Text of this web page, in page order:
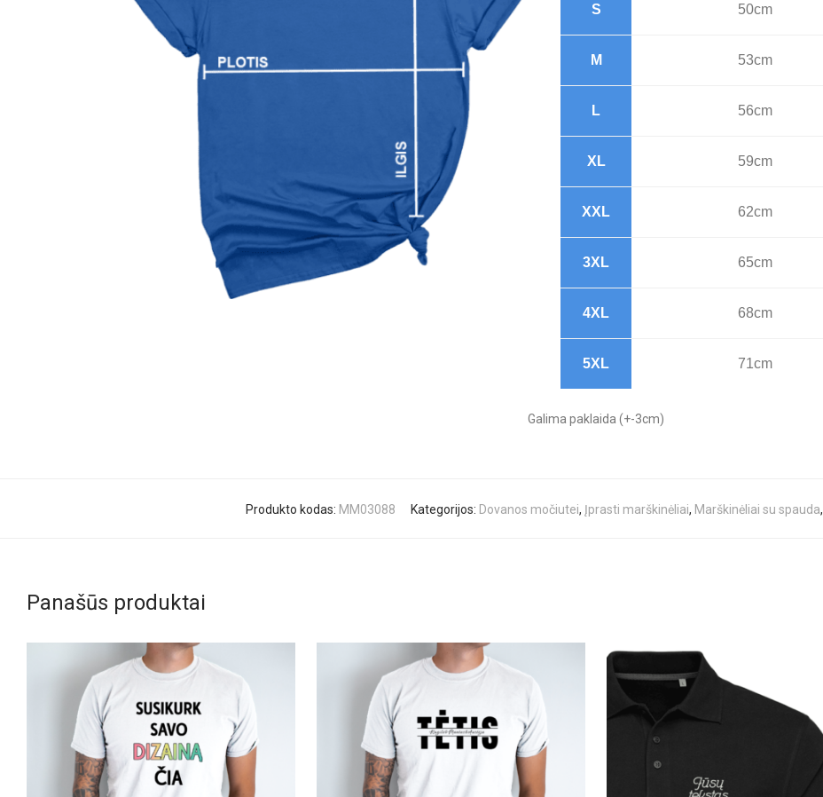
S 50cm
M 53cm
L 56cm
XL 59cm
XXL 62cm
3XL 65cm
4XL 68cm
5XL 71cm
Galima paklaida (+-3cm)
Produkto kodas: MM03088 Kategorijos: Dovanos močiutei, Įprasti marškinėliai, Marškinėliai su spauda,
Panašūs produktai